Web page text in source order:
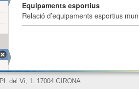
Equipaments esportius
Relació d’equipaments esportius
Pl. del Vi, 1. 17004 GIRONA